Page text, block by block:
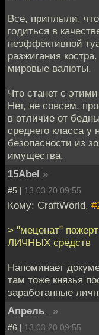
Все, приплыли,
годиться в
неэффективной
разжигания
мировые валюты.
Что станет с
Нет, не совсем,
в отличие от
среднего класса у
безопасности из
имущества.
15Abel »
#5 | 13.03.20 09:55
Кому: CraftWorld,
> "меценат"
ЛИЧНЫХ средств
Напоминает
там тоже князья
заработанные
Апрель_
»
#6 | 13.03.20 09:55